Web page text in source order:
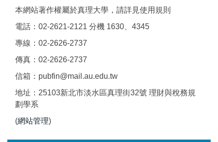
本網站著作權屬於真理大學，請詳見使用規則
電話：02-2621-2121 分機 1630、4345
專線：02-2626-2737
傳真：02-2626-2737
信箱：pubfin@mail.au.edu.tw
地址：25103新北市淡水區真理街32號 理財與稅務規
劃學系
(網站管理)